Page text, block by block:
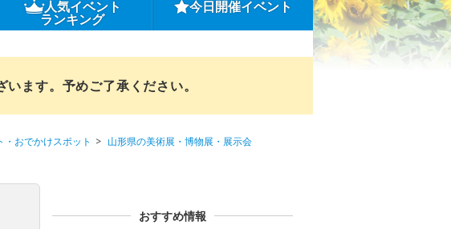
人気イベント
ランキング
今日開催イベント
ます。予めご了承ください。
おでかけスポット
山形県の美術展・博物展・展示会
おすすめ情報